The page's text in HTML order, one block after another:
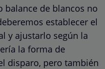
balance de blancos no
establecer el
y ajustarlo según la
la forma de
disparo, pero también